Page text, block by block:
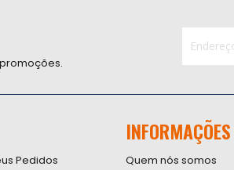
nossa
Newsletter:
Pedidos
INFORMAÇÕES
Quem nós somos